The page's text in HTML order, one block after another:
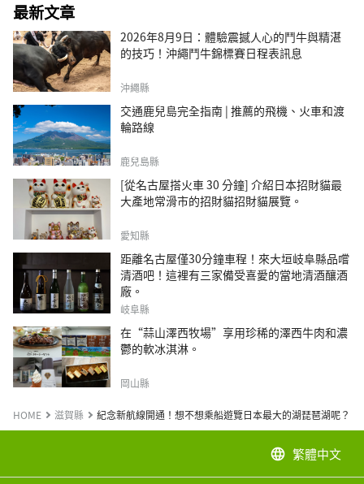
最新文章
2026年8月9日：體驗震撼人心的鬥牛與精湛
的技巧！沖繩鬥牛錦標賽日程表訊息
沖繩縣
交通鹿兒島完全指南 | 推薦的飛機、火車和渡
輪路線
鹿兒島縣
[從名古屋搭火車 30 分鐘] 介紹日本招財貓最
大產地常滑市的招財貓招財貓展覽。
愛知縣
距離名古屋僅30分鐘車程！來大垣岐阜縣品嚐
清酒吧！這裡有三家備受喜愛的當地清酒釀酒
廠。
岐阜縣
在“蒜山澤西牧場”享用珍稀的澤西牛肉和濃
鬱的軟冰淇淋。
岡山縣
HOME 滋賀縣 紀念新航線開通！想不想乘船遊覽日本最大的湖琵琶湖呢？
language 繁體中文